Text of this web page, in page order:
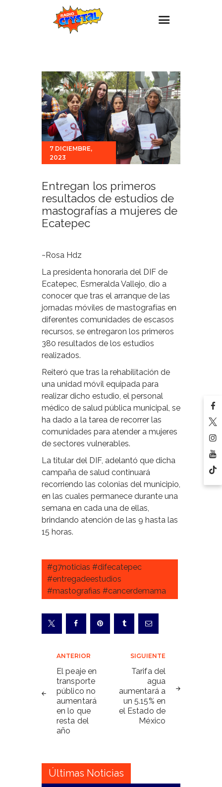
Estaciones
Eventos
Promociones
Noticias
Para ti
Contacto
7 DICIEMBRE,
2023
Entregan los primeros
resultados de estudios de
mastografías a mujeres de
Ecatepec
~Rosa Hdz
La presidenta honoraria del DIF de
Ecatepec, Esmeralda Vallejo, dio a
conocer que tras el arranque de las
jornadas móviles de mastografías en
diferentes comunidades de escasos
recursos, se entregaron los primeros
380 resultados de los estudios
realizados.
Reiteró que tras la rehabilitación de
una unidad móvil equipada para
realizar dicho estudio, el personal
médico de salud pública municipal, se
ha dado a la tarea de recorrer las
comunidades para atender a mujeres
de sectores vulnerables.
La titular del DIF, adelantó que dicha
campaña de salud continuará
recorriendo las colonias del municipio,
en las cuales permanece durante una
semana en cada una de ellas,
brindando atención de las 9 hasta las
15 horas.
#g7noticias #difecatepec
#entregadeestudios
#mastografias #cancerdemama
Navegación
de
entradas
ANTERIOR
El peaje en
transporte
público no
aumentará
en lo que
resta del
año
SIGUIENTE
Tarifa del
agua
aumentará a
un 5.15% en
el Estado de
México
Últimas Noticias